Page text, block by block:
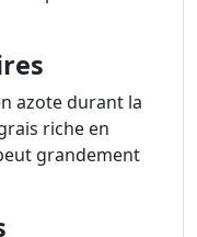
azote durant la
riche en
grandement